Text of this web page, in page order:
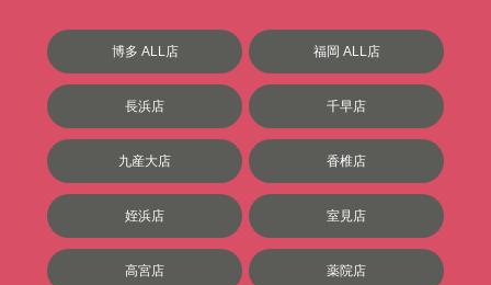
博多 ALL店 福岡 ALL店
長浜店 千早店
九産大店 香椎店
姪浜店 室見店
高宮店 薬院店